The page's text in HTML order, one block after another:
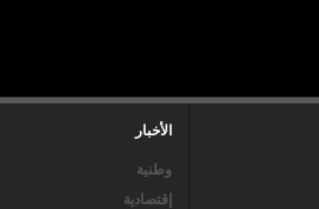
الأخبار
وطنية
إقتصادية